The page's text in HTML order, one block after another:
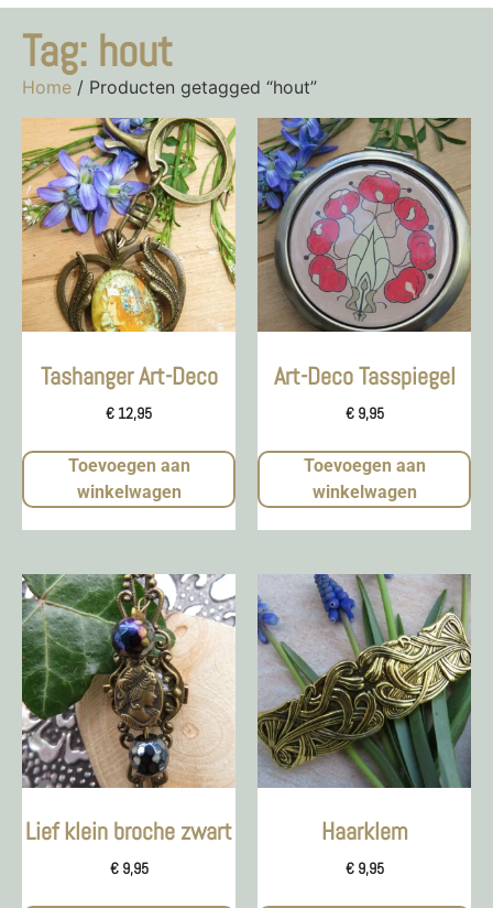
Tag: hout
Home / Producten getagged “hout”
Tashanger Art-Deco
€ 12,95
Toevoegen aan
winkelwagen
Art-Deco Tasspiegel
€9,95
Toevoegen aan
winkelwagen
Lief klein broche zwart
€9,95
Haarklem
€9,95